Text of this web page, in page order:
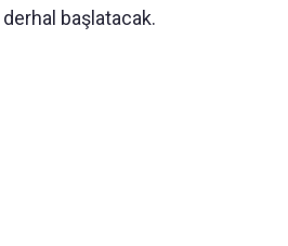
derhal başlatacak.